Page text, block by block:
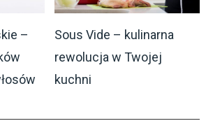
–
Sous Vide – kulinarna
rewolucja w Twojej
kuchni